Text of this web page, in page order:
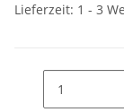
Lieferzeit: 1 - 3